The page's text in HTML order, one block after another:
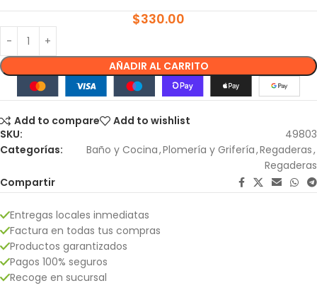
$330.00
AÑADIR AL CARRITO
Add to compare
Add to wishlist
SKU:
49803
Categorías:
Baño y Cocina,Plomería y Grifería,Regaderas,
Regaderas
Compartir
Entregas locales inmediatas
Factura en todas tus compras
Productos garantizados
Pagos 100% seguros
Recoge en sucursal